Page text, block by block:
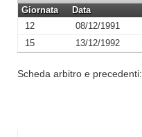
Giornata Data
12
08/12/1991
15
13/12/1992
Scheda arbitro e precedenti: